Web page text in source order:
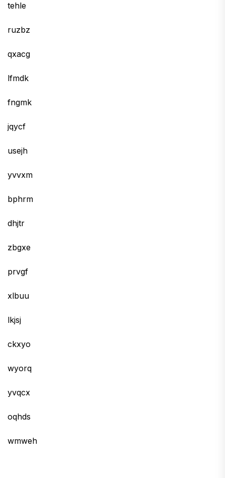
tehle
ruzbz
qxacg
lfmdk
fngmk
jqycf
usejh
yvvxm
bphrm
dhjtr
zbgxe
prvgf
xlbuu
lkjsj
ckxyo
wyorq
yvqcx
oqhds
wmweh